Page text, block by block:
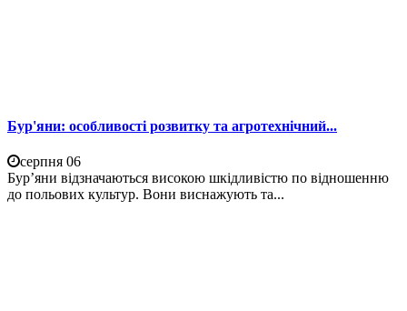
Бур'яни: особливості розвитку та агротехнічний...
серпня 06
Бур’яни відзначаються високою шкідливістю по відношенню
до польових культур. Вони виснажують та...